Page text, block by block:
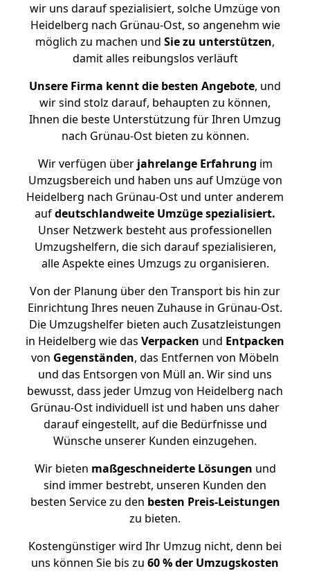
wir uns darauf spezialisiert, solche Umzüge von
Heidelberg nach Grünau-Ost, so angenehm wie
möglich zu machen und Sie zu unterstützen,
damit alles reibungslos verläuft
Unsere Firma kennt die besten Angebote, und
wir sind stolz darauf, behaupten zu können,
Ihnen die beste Unterstützung für Ihren Umzug
nach Grünau-Ost bieten zu können.
Wir verfügen überjahrelange Erfahrung im
Umzugsbereich und haben uns auf Umzüge von
Heidelberg nach Grünau-Ost und unter anderem
aufdeutschlandweite Umzüge spezialisiert.
Unser Netzwerk besteht aus professionellen
Umzugshelfern, die sich darauf spezialisieren,
alle Aspekte eines Umzugs zu organisieren.
Von der Planung über den Transport bis hin zur
Einrichtung Ihres neuen Zuhause in Grünau-Ost.
Die Umzugshelfer bieten auch Zusatzleistungen
in Heidelberg wie das Verpacken und Entpacken
von Gegenständen, das Entfernen von Möbeln
und das Entsorgen von Müll an. Wir sind uns
bewusst, dass jeder Umzug von Heidelberg nach
Grünau-Ost individuell ist und haben uns daher
darauf eingestellt, auf die Bedürfnisse und
Wünsche unserer Kunden einzugehen.
Wir bieten maßgeschneiderte Lösungen und
sind immer bestrebt, unseren Kunden den
besten Service zu den besten Preis-Leistungen
zu bieten.
Kostengünstiger wird Ihr Umzug nicht, denn bei
uns können Sie bis zu 60 % der Umzugskosten